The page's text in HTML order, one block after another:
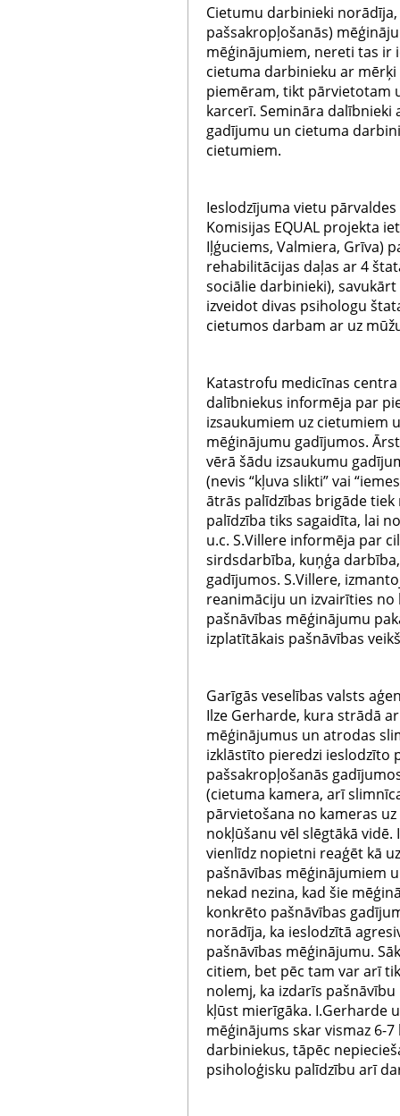
Cietumu darbinieki
pašsakropļošanās)
mēģinājumiem, nereti tas ir
cietuma darbinieku ar
piemēram, tikt pārvietotam
karcerī. Semināra dalībnieki
gadījumu un cietuma
cietumiem.
Ieslodzījuma vietu
Komisijas EQUAL projekta
Iļģuciems, Valmiera, Grīva)
rehabilitācijas daļas ar 4
sociālie darbinieki),
izveidot divas psihologu
cietumos darbam ar uz
Katastrofu medicīnas
dalībniekus informēja par
izsaukumiem uz cietumiem
mēģinājumu gadījumos.
vērā šādu izsaukumu
(nevis “kļuva slikti” vai
ātrās palīdzības brigāde
palīdzība tiks sagaidīta, lai
u.c. S.Villere informēja par
sirdsdarbība, kuņģa
gadījumos. S.Villere,
reanimāciju un izvairīties
pašnāvības mēģinājumu
izplatītākais pašnāvības
Garīgās veselības valsts
Ilze Gerharde, kura strādā
mēģinājumus un atrodas
izklāstīto pieredzi ieslodzīto
pašsakropļošanās
(cietuma kamera, arī
pārvietošana no kameras
nokļūšanu vēl slēgtākā
vienlīdz nopietni reaģēt kā
pašnāvības mēģinājumiem
nekad nezina, kad šie
konkrēto pašnāvības
norādīja, ka ieslodzītā
pašnāvības mēģinājumu.
citiem, bet pēc tam var arī
nolemj, ka izdarīs
kļūst mierīgāka. I.Gerharde
mēģinājums skar vismaz 6-
darbiniekus, tāpēc
psiholoģisku palīdzību arī